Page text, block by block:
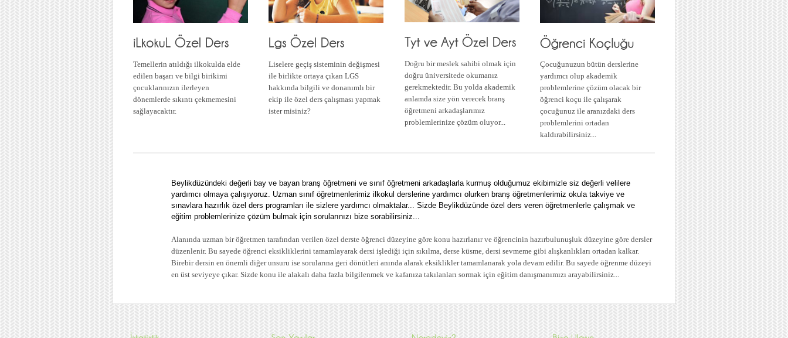
Temellerin atıldığı ilkokulda elde
edilen başarı ve bilgi birikimi
çocuklarınızın ilerleyen
dönemlerde sıkıntı çekmemesini
sağlayacaktır.
Liselere geçiş sisteminin değişmesi
ile birlikte ortaya çıkan LGS
hakkında bilgili ve donanımlı bir
ekip ile özel ders çalışması yapmak
ister misiniz?
Doğru bir meslek sahibi olmak için
doğru üniversitede okumanız
gerekmektedir. Bu yolda akademik
anlamda size yön verecek branş
öğretmeni arkadaşlarımız
problemlerinize çözüm oluyor...
Çocuğunuzun bütün derslerine
yardımcı olup akademik
problemlerine çözüm olacak bir
öğrenci koçu ile çalışarak
çocuğunuz ile aranızdaki ders
problemlerini ortadan
kaldırabilirsiniz...
Beylikdüzündeki değerli bay ve bayan branş öğretmeni ve sınıf öğretmeni arkadaşlarla kurmuş olduğumuz ekibimizle siz değerli velilere
yardımcı olmaya çalışıyoruz. Uzman sınıf öğretmenlerimiz ilkokul derslerine yardımcı olurken branş öğretmenlerimiz okula takviye ve
sınavlara hazırlık özel ders programları ile sizlere yardımcı olmaktalar... Sizde Beylikdüzünde özel ders veren öğretmenlerle çalışmak ve
eğitim problemlerinize çözüm bulmak için sorularınızı bize sorabilirsiniz...
Alanında uzman bir öğretmen tarafından verilen özel derste öğrenci düzeyine göre konu hazırlanır ve öğrencinin hazırbulunuşluk düzeyine göre dersler
düzenlenir. Bu sayede öğrenci eksikliklerini tamamlayarak dersi işlediği için sıkılma, derse küsme, dersi sevmeme gibi alışkanlıkları ortadan kalkar.
Birebir dersin en önemli diğer unsuru ise sorularına geri dönütleri anında alarak eksiklikler tamamlanarak yola devam edilir. Bu sayede öğrenme düzeyi
en üst seviyeye çıkar. Sizde konu ile alakalı daha fazla bilgilenmek ve kafanıza takılanları sormak için eğitim danışmanımızı arayabilirsiniz...